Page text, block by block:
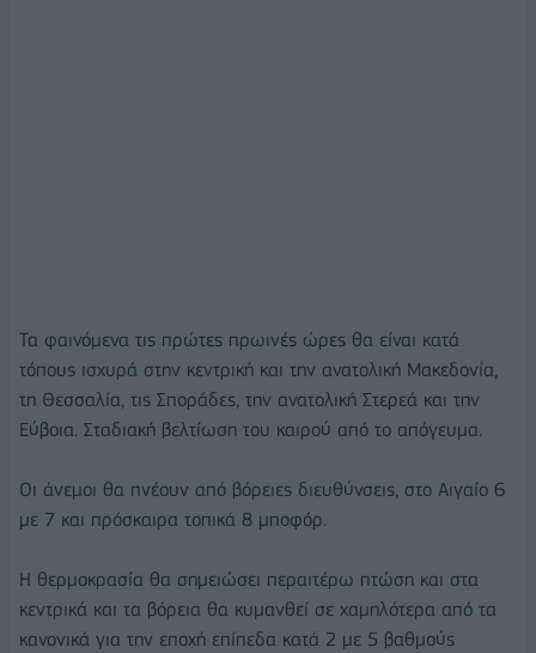
Τα φαινόμενα τις πρώτες πρωινές ώρες θα είναι κατά
τόπους ισχυρά στην κεντρική και την ανατολική Μακεδονία,
τη Θεσσαλία, τις Σποράδες, την ανατολική Στερεά και την
Εύβοια. Σταδιακή βελτίωση του καιρού από το απόγευμα.
Οι άνεμοι θα πνέουν από βόρειες διευθύνσεις, στο Αιγαίο 6
με 7 και πρόσκαιρα τοπικά 8 μποφόρ.
Η θερμοκρασία θα σημειώσει περαιτέρω πτώση και στα
κεντρικά και τα βόρεια θα κυμανθεί σε χαμηλότερα από τα
κανονικά για την εποχή επίπεδα κατά 2 με 5 βαθμούς